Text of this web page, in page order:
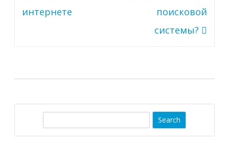
интернете
поисковой
системы?